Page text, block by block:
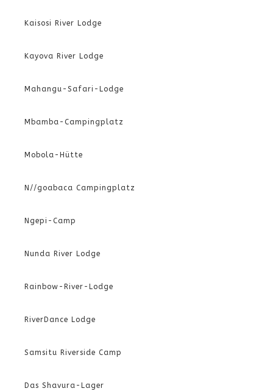
Kaisosi River Lodge
Kayova River Lodge
Mahangu-Safari-Lodge
Mbamba-Campingplatz
Mobola-Hütte
N//goabaca Campingplatz
Ngepi-Camp
Nunda River Lodge
Rainbow-River-Lodge
RiverDance Lodge
Samsitu Riverside Camp
Das Shavura-Lager